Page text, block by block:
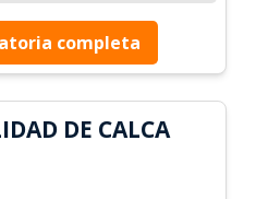
completa
DE CALCA